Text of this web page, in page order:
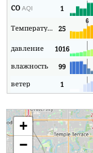
COAQI 1
Температура 25
давление 1016
влажность
99
ветер
1
+
−